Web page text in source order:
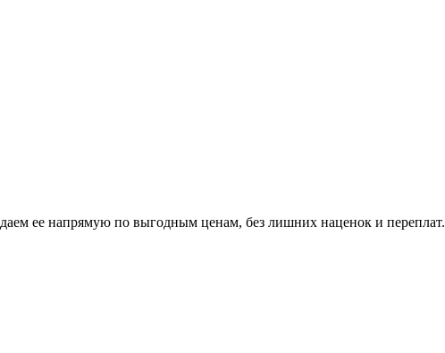
ее напрямую по выгодным ценам, без лишних наценок и переплат.